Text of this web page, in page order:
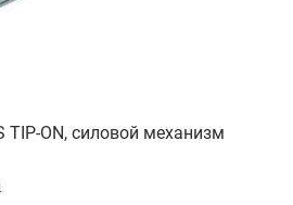
TIP-ON, силовой механизм